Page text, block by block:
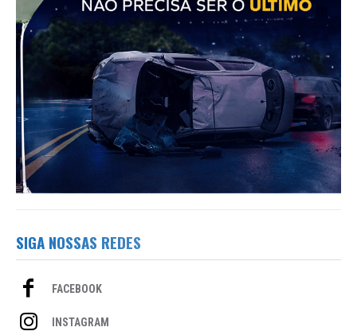
SIGA NOSSAS REDES
FACEBOOK
INSTAGRAM